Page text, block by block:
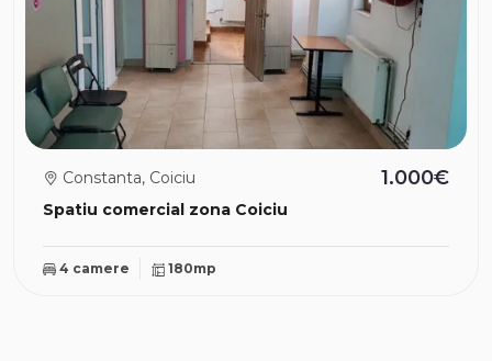
Spatiu comercial zona Coiciu
Constanta, Coiciu 1.000€
4 camere 180mp